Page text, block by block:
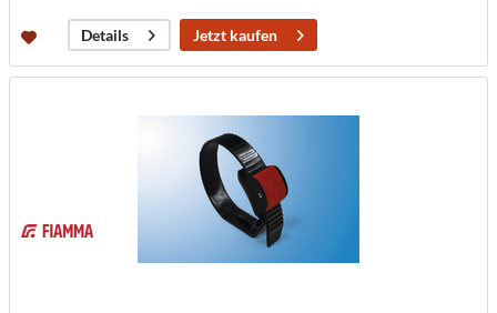
Details Jetzt kaufen